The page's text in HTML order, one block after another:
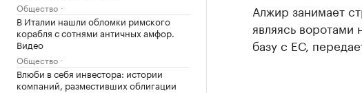
Общество
В Италии нашли обломки римского
корабля с сотнями античных амфор.
Видео
Общество
Влюби в себя инвестора: истории
компаний, разместивших облигации
Алжир занимает
являясь
базу с ЕС,